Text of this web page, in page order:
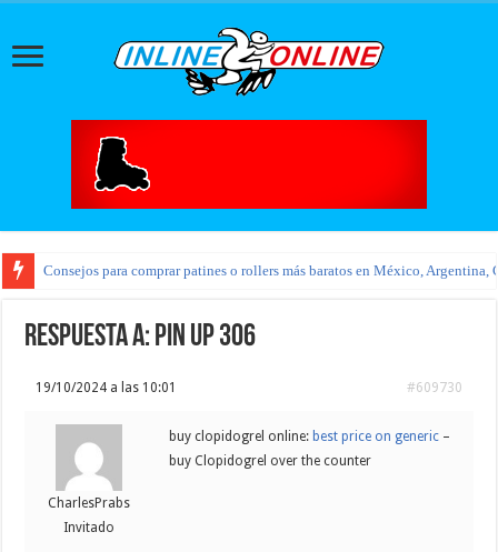
Consejos para comprar patines o rollers más baratos en México, Argentina,
Respuesta a: pin up 306
19/10/2024 a las 10:01 #609730
CharlesPrabs
Invitado
buy clopidogrel online: best price on generic –
buy Clopidogrel over the counter